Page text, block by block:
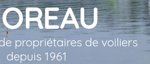
propriétaires de voiliers
depuis 1961